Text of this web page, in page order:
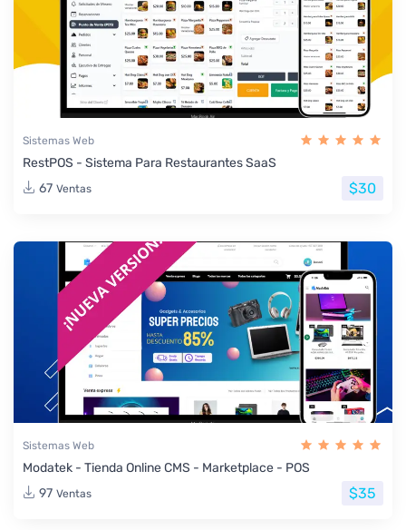
Sistemas Web
RestPOS - Sistema Para Restaurantes SaaS
67 Ventas $30
Sistemas Web
Modatek - Tienda Online CMS - Marketplace - POS
97 Ventas $35